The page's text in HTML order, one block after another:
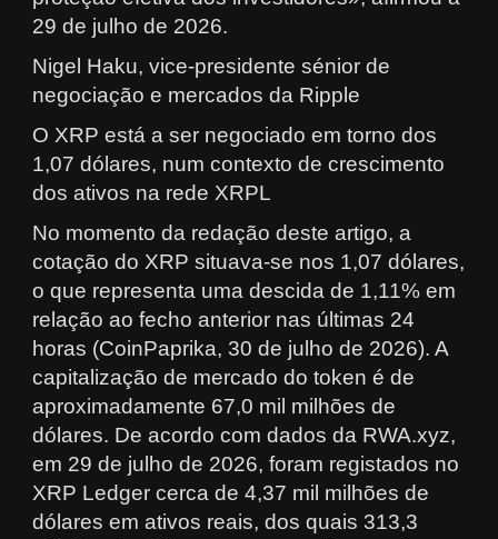
29 de julho de 2026.
Nigel Haku, vice-presidente sénior de
negociação e mercados da Ripple
O XRP está a ser negociado em torno dos
1,07 dólares, num contexto de crescimento
dos ativos na rede XRPL
No momento da redação deste artigo, a
cotação do XRP situava-se nos 1,07 dólares,
o que representa uma descida de 1,11% em
relação ao fecho anterior nas últimas 24
horas (CoinPaprika, 30 de julho de 2026). A
capitalização de mercado do token é de
aproximadamente 67,0 mil milhões de
dólares. De acordo com dados da RWA.xyz,
em 29 de julho de 2026, foram registados no
XRP Ledger cerca de 4,37 mil milhões de
dólares em ativos reais, dos quais 313,3